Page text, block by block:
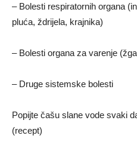
– Bolesti respiratornih organa
pluća, ždrijela, krajnika)
– Bolesti organa za varenje
– Druge sistemske bolesti
Popijte čašu slane vode svaki
(recept)